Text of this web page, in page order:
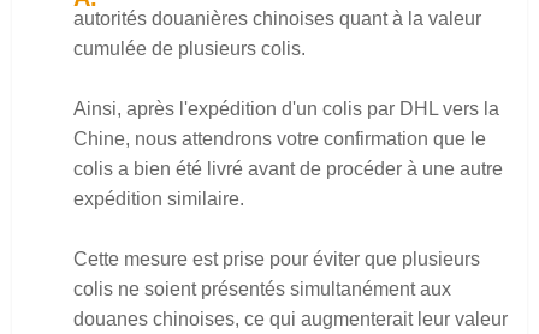
autorités douanières chinoises quant à la valeur
cumulée de plusieurs colis.
Ainsi, après l'expédition d'un colis par DHL vers la
Chine, nous attendrons votre confirmation que le
colis a bien été livré avant de procéder à une autre
expédition similaire.
Cette mesure est prise pour éviter que plusieurs
colis ne soient présentés simultanément aux
douanes chinoises, ce qui augmenterait leur valeur